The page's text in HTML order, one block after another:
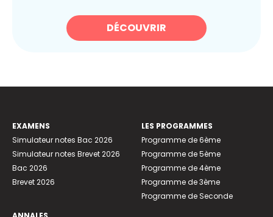
DÉCOUVRIR
EXAMENS
Simulateur notes Bac 2026
Simulateur notes Brevet 2026
Bac 2026
Brevet 2026
LES PROGRAMMES
Programme de 6ème
Programme de 5ème
Programme de 4ème
Programme de 3ème
Programme de Seconde